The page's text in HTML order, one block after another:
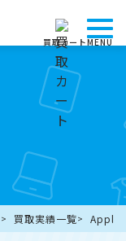
買取カートMENU
買取実績一覧 Apple